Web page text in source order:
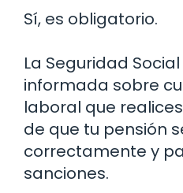
Sí, es obligatorio.
La Seguridad
informada sobre
laboral que
de que tu pensión
correctamente y
sanciones.